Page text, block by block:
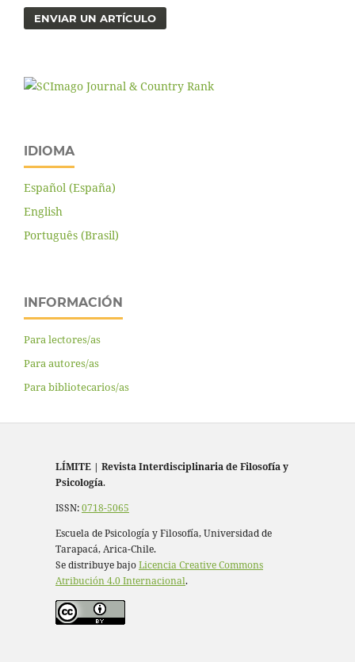
ENVIAR UN ARTÍCULO
IDIOMA
Español (España)
English
Português (Brasil)
INFORMACIÓN
Para lectores/as
Para autores/as
Para bibliotecarios/as
LÍMITE | Revista Interdisciplinaria de Filosofía y
Psicología.
ISSN:0718-5065
Escuela de Psicología y Filosofía, Universidad de
Tarapacá, Arica-Chile.
Se distribuye bajoLicencia Creative Commons
Atribución 4.0 Internacional.